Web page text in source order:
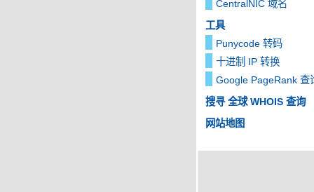
CentralNIC 域名
工具
Punycode 转码
十进制 IP 转换
Google PageRank 查
搜寻 全球 WHOIS 查询
网站地图